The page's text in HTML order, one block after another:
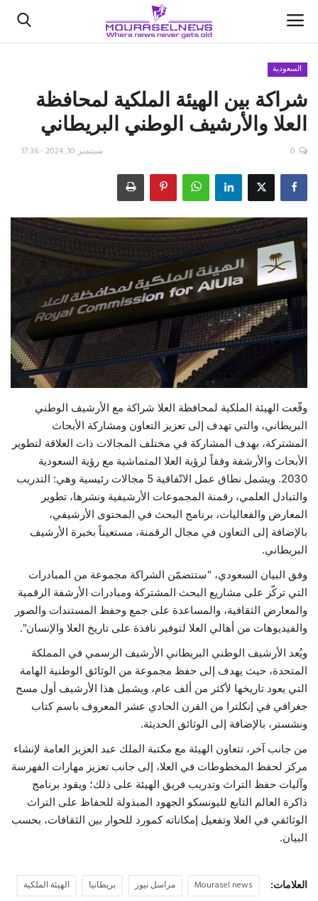
الأخبار
كتّابنا
اقتصاد
علوم وتكنولوجيا
رياضة
فيديو
حياة
السعودية
شراكة بين الهيئة الملكية لمحافظة
العلا والأرشيف الوطني البريطاني
سبتمبر 10, 2024 - 17:36 0
وقّعت الهيئة الملكية لمحافظة العلا شراكة مع الأرشيف الوطني
البريطاني، والتي تهدف إلى تعزيز التعاون ومشاركة الأبحاث
المشتركة، بهدف المشاركة في مختلف المجالات ذات العلاقة لتطوير
الأبحاث والأرشفة وفقاً لرؤية العلا المتماشية مع رؤية السعودية
2030. ويشمل نطاق عمل الاتّفاقية 5 مجالات رئيسية وهي: التدريب
والتبادل العلمي، رقمنة المجموعات الأرشيفية ونشرها، تطوير
المعارض والفعاليات، برنامج البحث في المحتوى الأرشيفي،
بالإضافة إلى التعاون في مجال الرقمنة، مستعيناً بخبرة الأرشيف
البريطاني.
وفق البيان السعودي، "ستتضمّن الشراكة مجموعة من المبادرات
التي تركّز على مشاريع البحث المشتركة ومبادرات الأرشفة الرقمية
والمعارض الثقافية، والمساعدة على جمع وحفظ المستندات والصور
والفيديوهات من أهالي العلا لتوفير نافذة على تاريخ العلا والإنسان".
ويُعد الأرشيف الوطني البريطاني الأرشيف الرسمي في المملكة
المتحدة، حيث يهدف إلى حفظ مجموعة من الوثائق الوطنية الهامة
التي يعود تاريخها لأكثر من ألف عام، ويشمل هذا الأرشيف أول مسح
جغرافي في إنكلترا من القرن الحادي عشر المعروف باسم كتاب
ونشستر، بالإضافة إلى الوثائق الحديثة.
من جانب آخر، تتعاون الهيئة مع مكتبة الملك عبد العزيز العامة لإنشاء
مركز لحفظ المخطوطات في العلا، إلى جانب تعزيز مهارات الفهرسة
وآليات حفظ التراث وتدريب فريق الهيئة على ذلك؛ ويقود برنامج
ذاكرة العالم التابع لليونسكو الجهود المبذولة للحفاظ على التراث
الوثائقي في العلا وتفعيل إمكاناته كمورد للحوار بين الثقافات، بحسب
البيان.
العلامات: Mourasel news مراسل نيوز بريطانيا الهيئة الملكية